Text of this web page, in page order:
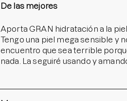
De las mejores
Aporta GRAN hidratación a la
Tengo una piel mega sensible y
encuentro que sea terrible
nada. La seguiré usando y